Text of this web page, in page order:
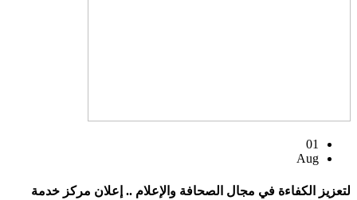
01
Aug
لتعزيز الكفاءة في مجال الصحافة والإعلام .. إعلان مركز خدمة